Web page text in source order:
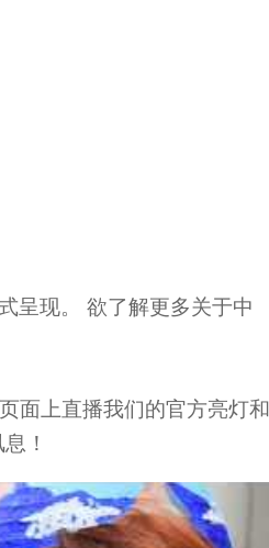
呈现。 欲了解更多关于中
面上直播我们的官方亮灯和
！